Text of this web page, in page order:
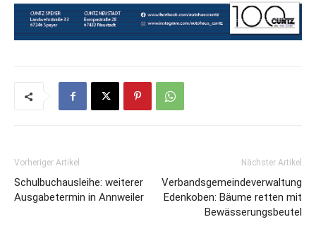
Vorheriger Artikel
Schulbuchausleihe: weiterer
Ausgabetermin in Annweiler
Nächster Artikel
Verbandsgemeindeverwaltung
Edenkoben: Bäume retten mit
Bewässerungsbeutel